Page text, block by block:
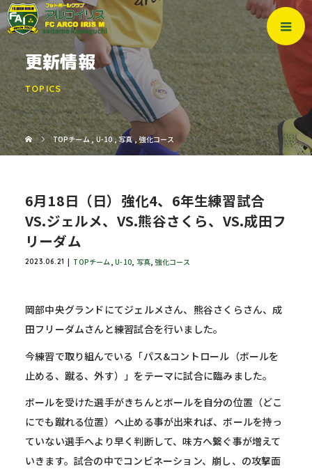
更新情報
TOPICS
TOPチーム ,U-10, 写真, 強化コース
6月18日（日）強化4、6年生練習試合
VS.ジェルメ、VS.熊谷さくら、VS.成田フ
リーダム
2023.06.21 TOPチーム,U-10, 写真, 強化コース
岡部中央グランドにてジェルメさん、熊谷さくらさん、成
田フリーダムさんと練習試合を行いました。
今練習で取り組んでいる「パス&コントロール（ボールを
止める、蹴る、外す）」をテーマに試合に臨みました。
ボールを受けた選手がきちんとボールを自分の位置（どこ
にでも蹴れる位置）へ止める事が出来れば、ボールを持っ
ていない選手へより早く判断して、味方へ繋ぐ事が増えて
いきます。試合の中でコンビネーション、崩し、の攻撃面